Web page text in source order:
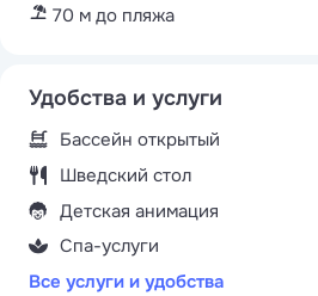
70 м до пляжа
Удобства и услуги
Бассейн открытый
Шведский стол
Детская анимация
Спа-услуги
Все услуги и удобства